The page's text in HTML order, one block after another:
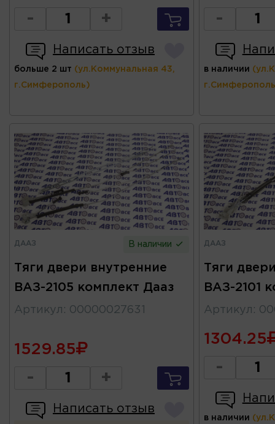
- +
Написать отзыв
больше 2 шт (ул.Коммунальная 43,
г.Симферополь)
-
в наличии
ДААЗ В наличии
Тяги двери внутренние
ВАЗ-2105 комплект Дааз
Артикул : 00000027631
1529.85
- +
Написать отзыв
ДААЗ
Тяги
ВАЗ-2101
Артикул :
1304.25
-
в наличии